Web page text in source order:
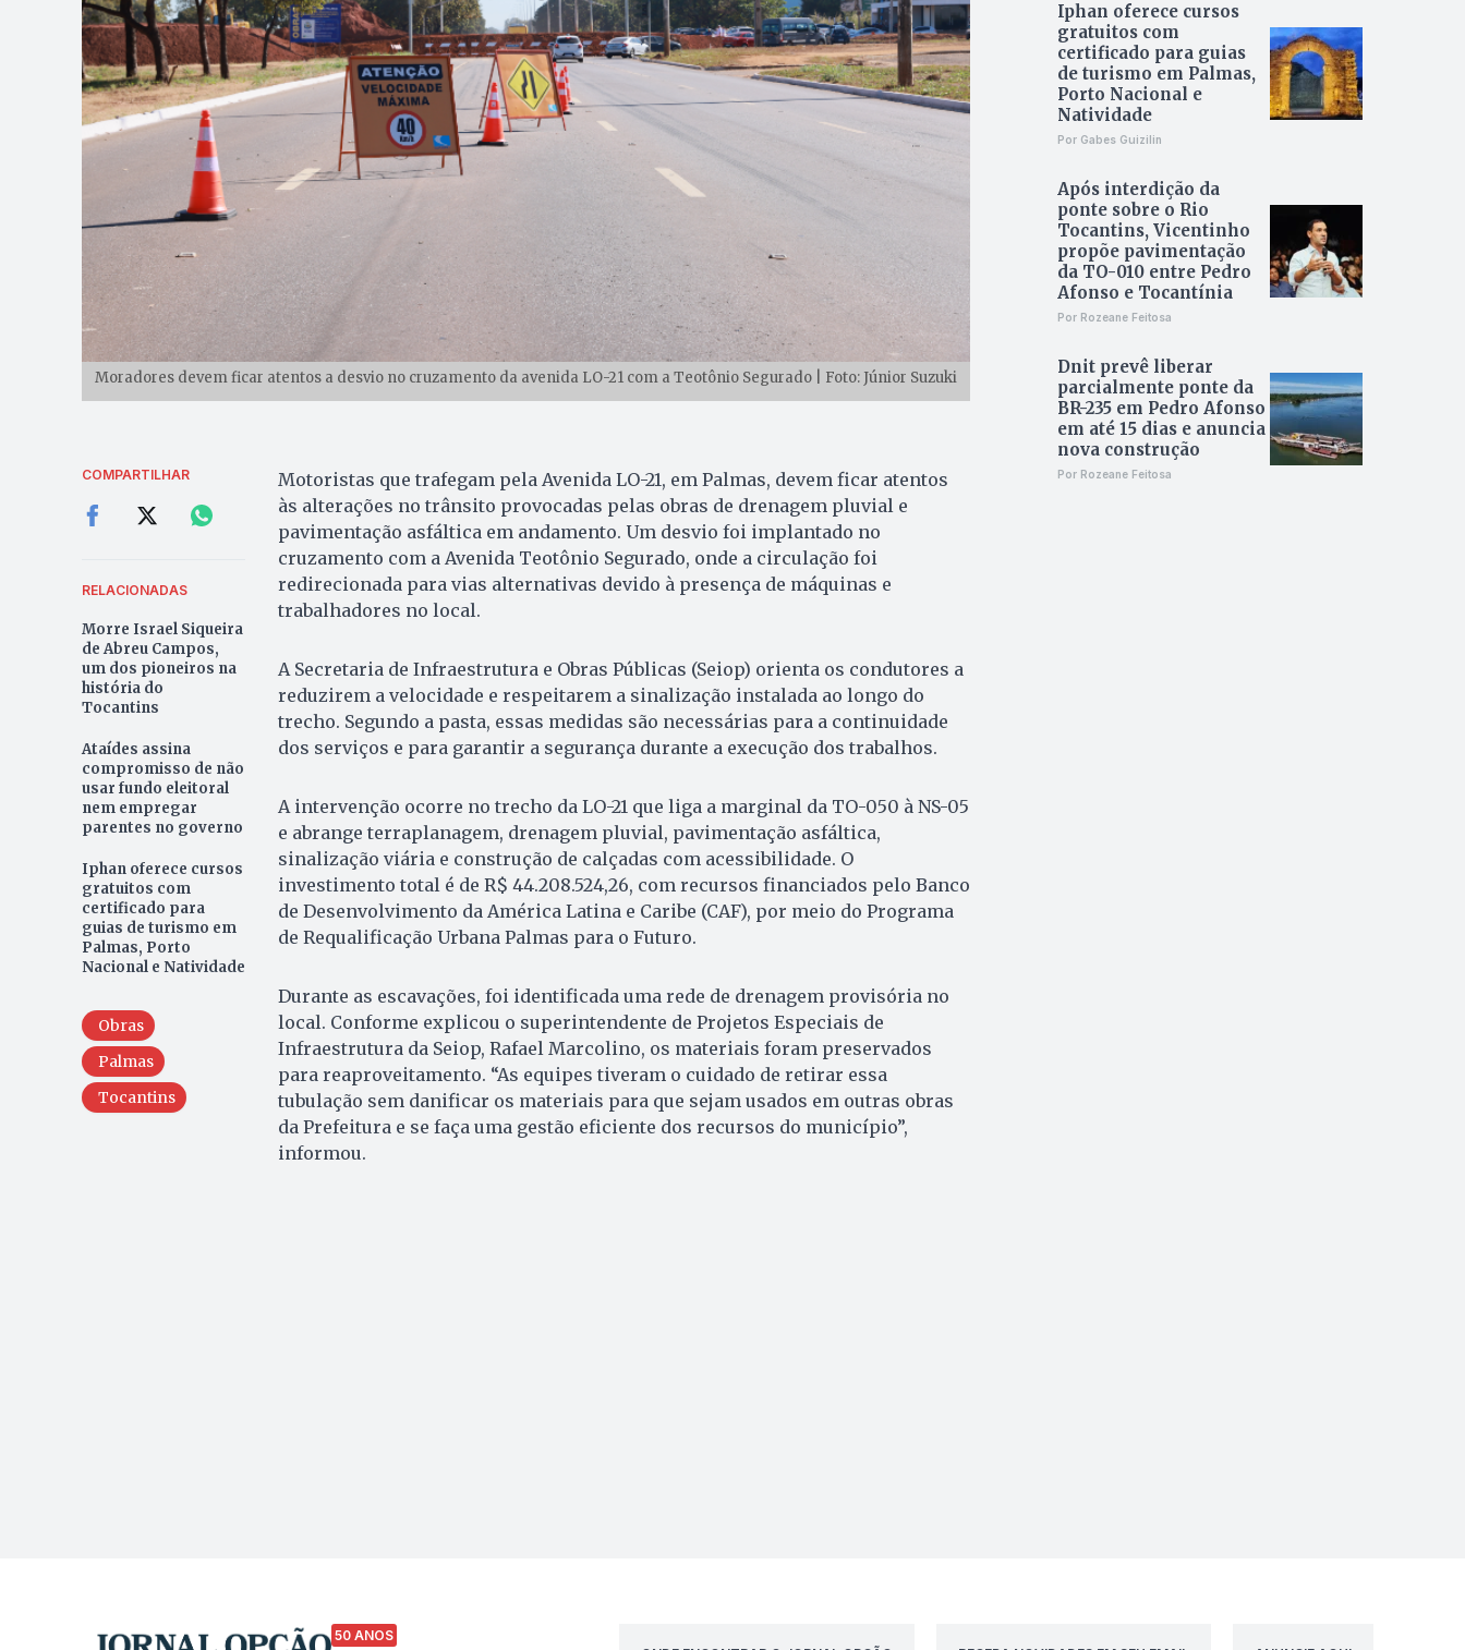
Moradores devem ficar atentos a desvio no cruzamento da avenida LO-21 com a Teotônio Segurado | Foto: Júnior Suzuki
COMPARTILHAR
RELACIONADAS
Morre Israel Siqueira
de Abreu Campos,
um dos pioneiros na
história do
Tocantins
Ataídes assina
compromisso de não
usar fundo eleitoral
nem empregar
parentes no governo
Iphan oferece cursos
gratuitos com
certificado para
guias de turismo em
Palmas, Porto
Nacional e Natividade
Obras
Palmas
Tocantins
Motoristas que trafegam pela Avenida LO-21, em Palmas, devem ficar atentos
às alterações no trânsito provocadas pelas obras de drenagem pluvial e
pavimentação asfáltica em andamento. Um desvio foi implantado no
cruzamento com a Avenida Teotônio Segurado, onde a circulação foi
redirecionada para vias alternativas devido à presença de máquinas e
trabalhadores no local.
A Secretaria de Infraestrutura e Obras Públicas (Seiop) orienta os condutores a
reduzirem a velocidade e respeitarem a sinalização instalada ao longo do
trecho. Segundo a pasta, essas medidas são necessárias para a continuidade
dos serviços e para garantir a segurança durante a execução dos trabalhos.
A intervenção ocorre no trecho da LO-21 que liga a marginal da TO-050 à NS-05
e abrange terraplanagem, drenagem pluvial, pavimentação asfáltica,
sinalização viária e construção de calçadas com acessibilidade. O
investimento total é de R$ 44.208.524,26, com recursos financiados pelo Banco
de Desenvolvimento da América Latina e Caribe (CAF), por meio do Programa
de Requalificação Urbana Palmas para o Futuro.
Durante as escavações, foi identificada uma rede de drenagem provisória no
local. Conforme explicou o superintendente de Projetos Especiais de
Infraestrutura da Seiop, Rafael Marcolino, os materiais foram preservados
para reaproveitamento. “As equipes tiveram o cuidado de retirar essa
tubulação sem danificar os materiais para que sejam usados em outras obras
da Prefeitura e se faça uma gestão eficiente dos recursos do município”,
informou.
Iphan oferece cursos
gratuitos com
certificado para guias
de turismo em Palmas,
Porto Nacional e
Natividade
Por Gabes Guizilin
Após interdição da
ponte sobre o Rio
Tocantins, Vicentinho
propõe pavimentação
da TO-010 entre Pedro
Afonso e Tocantínia
Por Rozeane Feitosa
Dnit prevê liberar
parcialmente ponte da
BR-235 em Pedro Afonso
em até 15 dias e anuncia
nova construção
Por Rozeane Feitosa
50 ANOS